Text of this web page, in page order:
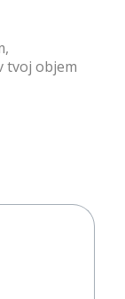
tvoj objem